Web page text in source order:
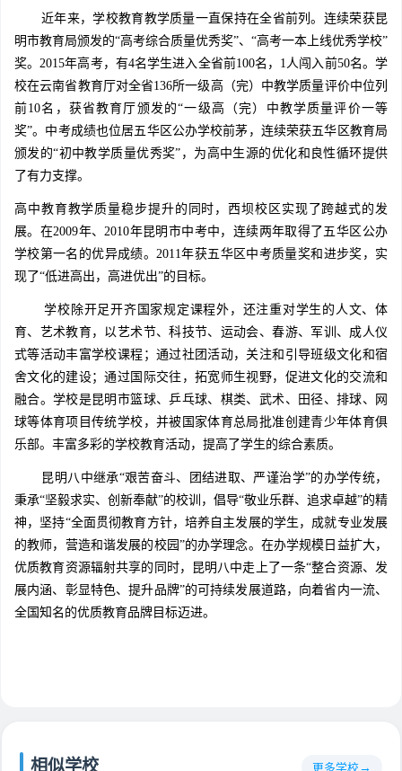
近年来，学校教育教学质量一直保持在全省前列。连续荣获昆
明市教育局颁发的“高考综合质量优秀奖”、“高考一本上线优秀学校”
奖。2015年高考，有4名学生进入全省前100名，1人闯入前50名。学
校在云南省教育厅对全省136所一级高（完）中教学质量评价中位列
前10名，获省教育厅颁发的“一级高（完）中教学质量评价一等
奖”。中考成绩也位居五华区公办学校前茅，连续荣获五华区教育局
颁发的“初中教学质量优秀奖”，为高中生源的优化和良性循环提供
了有力支撑。
高中教育教学质量稳步提升的同时，西坝校区实现了跨越式的发
展。在2009年、2010年昆明市中考中，连续两年取得了五华区公办
学校第一名的优异成绩。2011年获五华区中考质量奖和进步奖，实
现了“低进高出，高进优出”的目标。
学校除开足开齐国家规定课程外，还注重对学生的人文、体
育、艺术教育，以艺术节、科技节、运动会、春游、军训、成人仪
式等活动丰富学校课程；通过社团活动，关注和引导班级文化和宿
舍文化的建设；通过国际交往，拓宽师生视野，促进文化的交流和
融合。学校是昆明市篮球、乒乓球、棋类、武术、田径、排球、网
球等体育项目传统学校，并被国家体育总局批准创建青少年体育俱
乐部。丰富多彩的学校教育活动，提高了学生的综合素质。
昆明八中继承“艰苦奋斗、团结进取、严谨治学”的办学传统，
秉承“坚毅求实、创新奉献”的校训，倡导“敬业乐群、追求卓越”的精
神，坚持“全面贯彻教育方针，培养自主发展的学生，成就专业发展
的教师，营造和谐发展的校园”的办学理念。在办学规模日益扩大，
优质教育资源辐射共享的同时，昆明八中走上了一条“整合资源、发
展内涵、彰显特色、提升品牌”的可持续发展道路，向着省内一流、
全国知名的优质教育品牌目标迈进。
相似学校 更多学校